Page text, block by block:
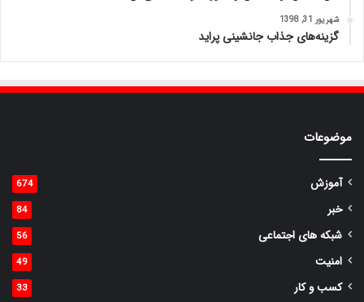
شهریور 31, 1398
گزینه‌های جذاب جانشینی پراید
موضوعات
آموزش 674
خبر 84
شبکه های اجتماعی 56
امنیت 49
کسب و کار 33